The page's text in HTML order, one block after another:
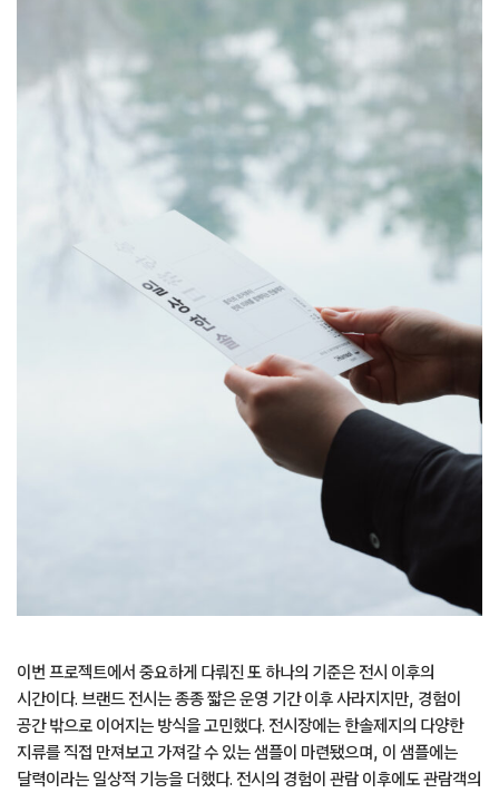
이번 프로젝트에서 중요하게 다뤄진 또 하나의 기준은 전시 이후의
시간이다. 브랜드 전시는 종종 짧은 운영 기간 이후 사라지지만, 경험이
공간 밖으로 이어지는 방식을 고민했다. 전시장에는 한솔제지의 다양한
지류를 직접 만져보고 가져갈 수 있는 샘플이 마련됐으며, 이 샘플에는
달력이라는 일상적 기능을 더했다. 전시의 경험이 관람 이후에도 관람객의